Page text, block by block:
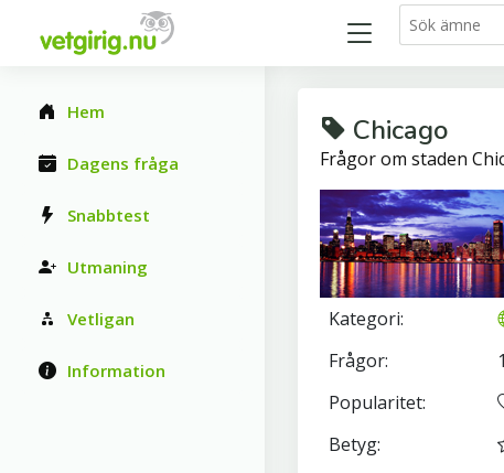
Hem
Dagens fråga
Snabbtest
Utmaning
Vetligan
Information
Chicago
Frågor om staden
Kategori:
Frågor:
Popularitet:
Betyg: